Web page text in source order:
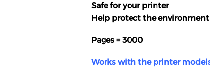
Safe for your printer
Help protect the environment
Pages = 3000
Works with the printer